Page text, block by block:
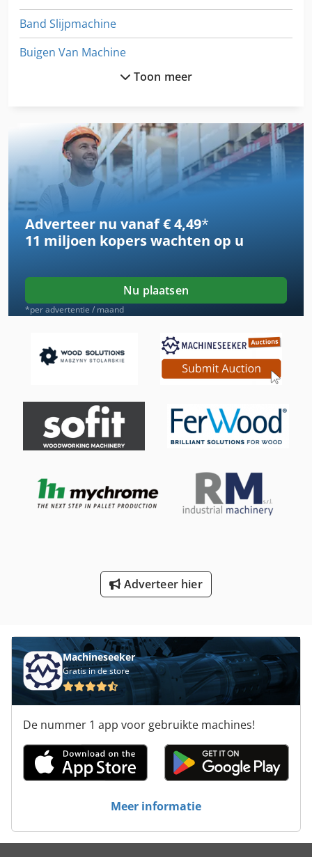
Band Slijpmachine
Buigen Van Machine
Coördineren Van De Slijpmachine
Hand Slijpmachine
Hijs Systeem
Hsc 20 Linear
Ka 77
Kneden Van Machine
Lab Slijpmachines
Lijmen Van Machine
Ls 703
Ng 200
Riemen Voor Machines
Schuren Van De Machine
Vlak Bed Slijpmachine
Toon meer
Adverteer nu vanaf € 4,49*
11 miljoen koperswachten op u
Nu plaatsen
*per advertentie / maand
Adverteer hier
Machineseeker
Gratis in de store
De nummer 1 app voor gebruikte machines!
Meer informatie